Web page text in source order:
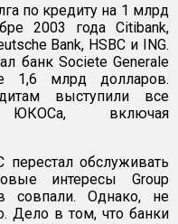
по кредиту на 1 млрд
2003 года Citibank,
Bank, HSBC и ING.
банк Societe Generale
1,6 млрд долларов.
выступили все
включая
обслуживать
интересы Group
совпали. Однако, не
Дело в том, что банки